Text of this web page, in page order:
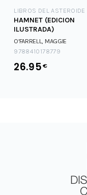
LIBROS DEL ASTEROIDE
HAMNET (EDICION
ILUSTRADA)
O'FARRELL, MAGGIE
9788410178779
26.95€